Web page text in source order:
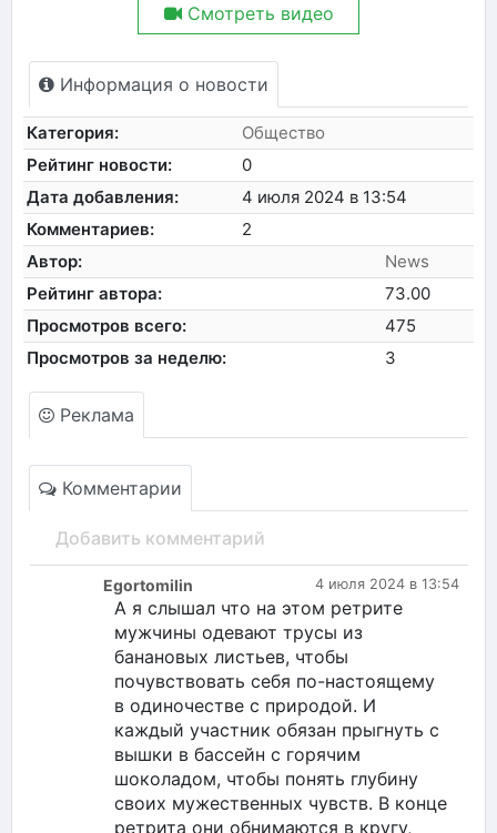
Смотреть видео
Информация о новости
Категория:
Общество
Рейтинг новости:
0
Дата добавления:
4 июля 2024 в 13:54
Комментариев:
2
Автор:
News
Рейтинг автора:
73.00
Просмотров всего:
475
Просмотров за неделю:
3
Реклама
Комментарии
Добавить комментарий
4 июля 2024 в 13:54
Egortomilin
А я слышал что на этом ретрите
мужчины одевают трусы из
банановых листьев, чтобы
почувствовать себя по-настоящему
в одиночестве с природой. И
каждый участник обязан прыгнуть с
вышки в бассейн с горячим
шоколадом, чтобы понять глубину
своих мужественных чувств. В конце
ретрита они обнимаются в кругу,